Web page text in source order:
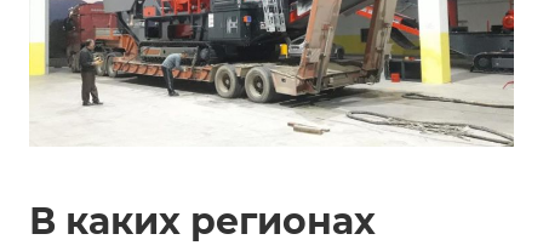
В каких регионах